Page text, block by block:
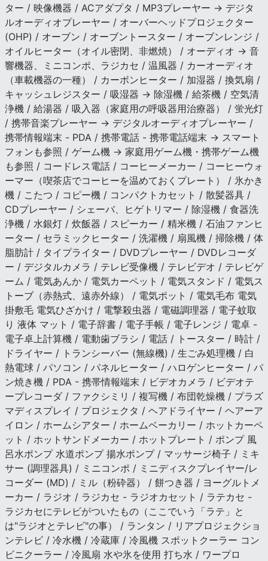
ター / 映像機器 / ACアダプタ / MP3プレーヤー → デジタ
ルオーディオプレーヤー / オーバーヘッドプロジェクター
(OHP) / オーブン / オーブントースター / オーブンレンジ /
オイルヒーター（オイル密閉、非燃焼） / オーディオ → 音
響機器、ミニコンポ、ラジカセ / 温風器 / カーオーディオ
（車載機器の一種） / カーボンヒーター / 加湿器 / 換気扇 /
キャッシュレジスター / 吸湿器 → 除湿機 / 給茶機 / 空気清
浄機 / 給湯器 / 吸入器（家庭用の呼吸器用治療器） / 蛍光灯
/ 携帯音楽プレーヤー → デジタルオーディオプレーヤー /
携帯情報端末 - PDA / 携帯電話 - 携帯電話端末 → スマート
フォンも参照 / ゲーム機 → 家庭用ゲーム機・携帯ゲーム機
も参照 / コードレス電話 / コーヒーメーカー / コーヒーウォ
ーマー（喫茶店でコーヒーを温めておくプレート） / 氷かき
機 / こたつ / コピー機 / コンパクトカセット / 散髪器具 /
CDプレーヤー / シェーバ、ヒゲトリマー / 除湿機 / 食器洗
浄機 / 水銀灯 / 炊飯器 / スピーカー / 精米機 / 石油ファンヒ
ーター / セラミックヒーター / 洗濯機 / 扇風機 / 掃除機 / 体
脂肪計 / タイプライター / DVDプレーヤー / DVDレコーダ
ー / デジタルカメラ / テレビ受像機 / テレビデオ / テレビゲ
ーム / 電気あんか / 電気カーペット / 電気スタンド / 電気ス
トーブ（赤熱式、遠赤外線） / 電気ポット / 電気毛布 電気
掛敷毛 電気ひざかけ / 電撃殺虫器 / 電磁調理器 / 電子蚊取
り 液体 マット / 電子辞書 / 電子手帳 / 電子レンジ / 電卓 -
電子卓上計算機 / 電動歯ブラシ / 電話 / トースター / 時計 /
ドライヤー / トランシーバー (無線機) / 生ごみ処理機 / 白
熱電球 / パソコン / パネルヒーター / ハロゲンヒーター / パ
ン焼き機 / PDA - 携帯情報端末 / ビデオカメラ / ビデオテ
ープレコーダ / ファクシミリ / 複写機 / 布団乾燥機 / プラズ
マディスプレイ / プロジェクタ / ヘアドライヤー / ヘアーア
イロン / ホームシアター / ホームベーカリー / ホットカーペ
ット / ホットサンドメーカー / ホットプレート / ポンプ 風
呂水ポンプ 水道ポンプ 揚水ポンプ / マッサージ椅子 / ミキ
サー (調理器具) / ミニコンポ / ミニディスクプレイヤー/レ
コーダー (MD) / ミル（粉砕器） / 餅つき器 / ヨーグルトメ
ーカー / ラジオ / ラジカセ - ラジオカセット / ラテカセ -
ラジカセにテレビがついたもの（ここでいう「ラテ」と
は"ラジオとテレビ"の事） / ランタン / リアプロジェクショ
ンテレビ / 冷水機 / 冷蔵庫 / 冷風機 スポットクーラー コン
ビニクーラー / 冷風扇 水や氷を使用 打ち水 / ワープロ